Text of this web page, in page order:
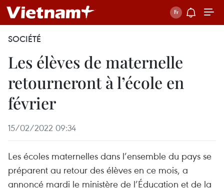
SOCIÉTÉ
Les élèves de maternelle
retourneront à l’école en
février
15/02/2022 09:34
Les écoles maternelles dans l’ensemble du pays se
préparent au retour des élèves en ce mois, a
annoncé mardi le ministère de l’Éducation et de la